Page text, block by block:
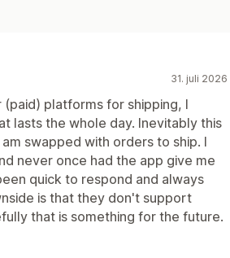
31. juli 2026
(paid) platforms for shipping, I
lasts the whole day. Inevitably this
swapped with orders to ship. I
never once had the app give me
quick to respond and always
is that they don't support
that is something for the future.